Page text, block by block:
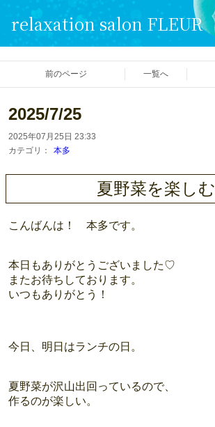
relaxation salon FLEUR
前のページ 一覧へ
2025/7/25
2025年07月25日 23:33
カテゴリ：
本多
夏野菜を楽しむ
こんばんは！ 本多です。
本日もありがとうございました♡
またお待ちしております。
いつもありがとう！
今日、明日はランチの日。
夏野菜が沢山出回っているので、
作るのが楽しい。